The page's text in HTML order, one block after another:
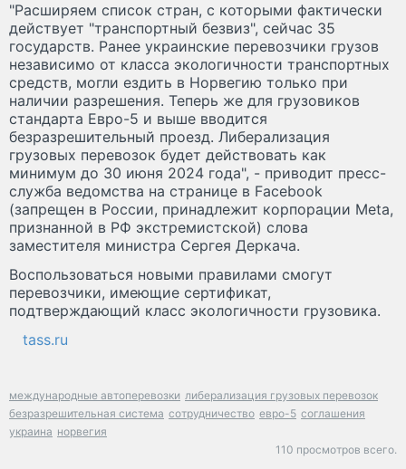
"Расширяем список стран, с которыми фактически
действует "транспортный безвиз", сейчас 35
государств. Ранее украинские перевозчики грузов
независимо от класса экологичности транспортных
средств, могли ездить в Норвегию только при
наличии разрешения. Теперь же для грузовиков
стандарта Евро-5 и выше вводится
безразрешительный проезд. Либерализация
грузовых перевозок будет действовать как
минимум до 30 июня 2024 года", - приводит пресс-
служба ведомства на странице в Facebook
(запрещен в России, принадлежит корпорации Meta,
признанной в РФ экстремистской) слова
заместителя министра Сергея Деркача.
Воспользоваться новыми правилами смогут
перевозчики, имеющие сертификат,
подтверждающий класс экологичности грузовика.
tass.ru
международные автоперевозки либерализация грузовых перевозок
безразрешительная система сотрудничество евро-5 соглашения
украина норвегия
110 просмотров всего.